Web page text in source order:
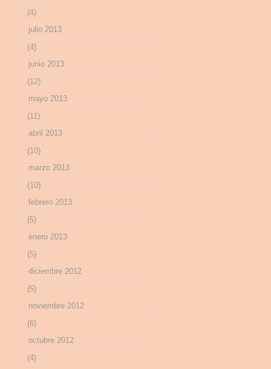
(4)
julio 2013
(4)
junio 2013
(12)
mayo 2013
(11)
abril 2013
(10)
marzo 2013
(10)
febrero 2013
(5)
enero 2013
(5)
diciembre 2012
(5)
noviembre 2012
(6)
octubre 2012
(4)